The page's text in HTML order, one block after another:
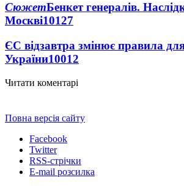
СюжетБенкет генералів.
Москві10127
ЄС відзавтра змінює правила для
України10012
Читати коментарі
Повна версія сайту
Facebook
Twitter
RSS-стрічки
E-mail розсилка